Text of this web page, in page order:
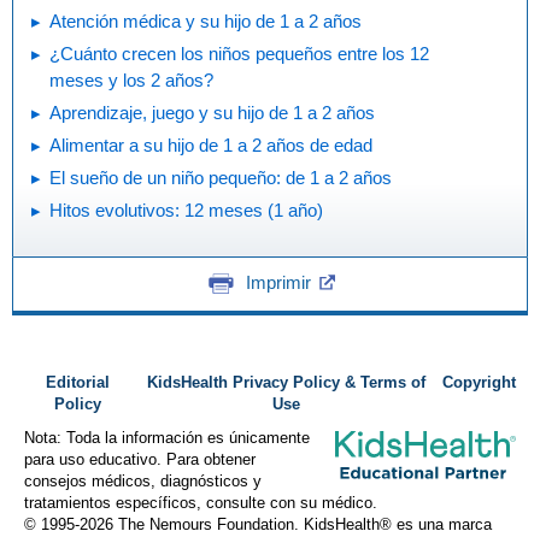
Atención médica y su hijo de 1 a 2 años
¿Cuánto crecen los niños pequeños entre los 12
meses y los 2 años?
Aprendizaje, juego y su hijo de 1 a 2 años
Alimentar a su hijo de 1 a 2 años de edad
El sueño de un niño pequeño: de 1 a 2 años
Hitos evolutivos: 12 meses (1 año)
Imprimir
Editorial
Policy
KidsHealth Privacy Policy & Terms of
Use
Copyright
Nota: Toda la información es únicamente
para uso educativo. Para obtener
consejos médicos, diagnósticos y
tratamientos específicos, consulte con su médico.
© 1995-2026 The Nemours Foundation. KidsHealth® es una marca